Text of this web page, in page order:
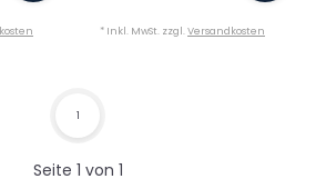
* Inkl. MwSt. zzgl.Versandkosten
Seite 1 von 1
1